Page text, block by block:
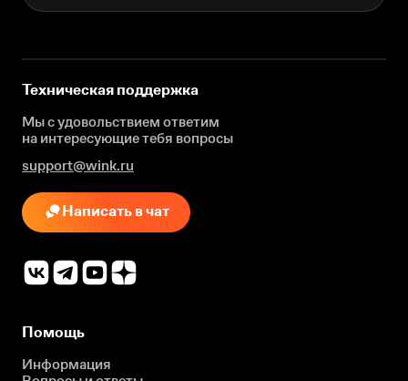
Техническая поддержка
Мы с удовольствием ответим
на интересующиетебя вопросы
support@wink.ru
Написать в чат
Помощь
Информация